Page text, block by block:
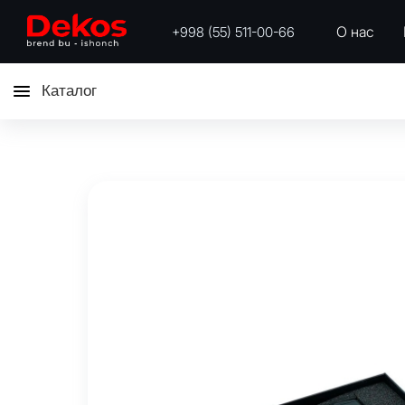
+998 (55) 511-00-66 О нас
Каталог